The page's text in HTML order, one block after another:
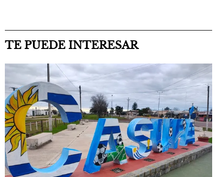
TE PUEDE INTERESAR